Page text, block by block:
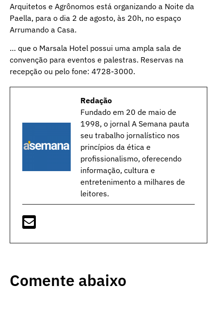
Arquitetos e Agrônomos está organizando a Noite da
Paella, para o dia 2 de agosto, às 20h, no espaço
Arrumando a Casa.
… que o Marsala Hotel possui uma ampla sala de
convenção para eventos e palestras. Reservas na
recepção ou pelo fone: 4728-3000.
Redação
Fundado em 20 de maio de
1998, o jornal A Semana pauta
seu trabalho jornalístico nos
princípios da ética e
profissionalismo, oferecendo
informação, cultura e
entretenimento a milhares de
leitores.
Comente abaixo